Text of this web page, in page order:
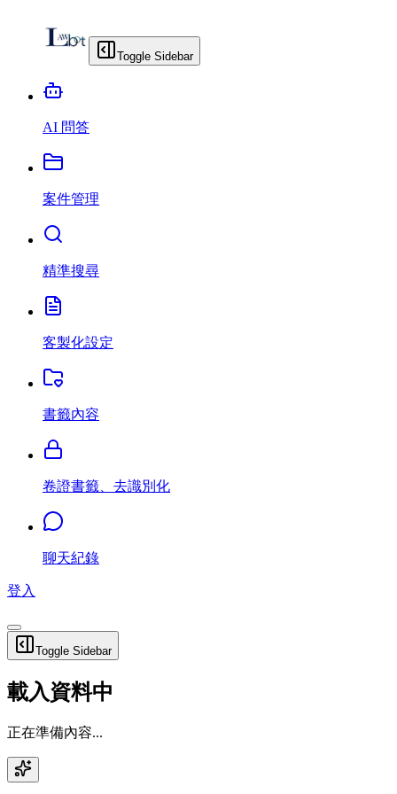
Toggle Sidebar
AI 問答
案件管理
精準搜尋
客製化設定
書籤內容
卷證書籤、去識別化
聊天紀錄
登入
Toggle Sidebar
載入資料中
正在準備內容...